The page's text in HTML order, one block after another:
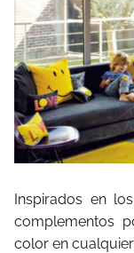
Inspirados en los
complementos
color en